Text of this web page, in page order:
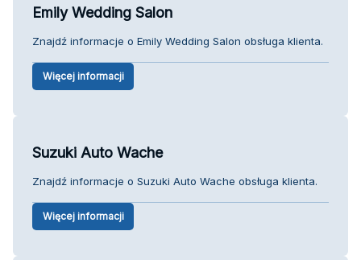
Emily Wedding Salon
Znajdź informacje o Emily Wedding Salon obsługa klienta.
Więcej informacji
Suzuki Auto Wache
Znajdź informacje o Suzuki Auto Wache obsługa klienta.
Więcej informacji